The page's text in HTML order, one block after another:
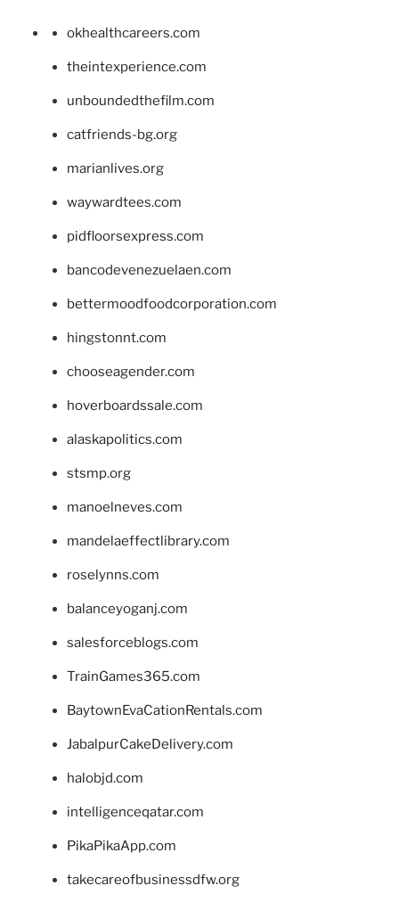
okhealthcareers.com
theintexperience.com
unboundedthefilm.com
catfriends-bg.org
marianlives.org
waywardtees.com
pidfloorsexpress.com
bancodevenezuelaen.com
bettermoodfoodcorporation.com
hingstonnt.com
chooseagender.com
hoverboardssale.com
alaskapolitics.com
stsmp.org
manoelneves.com
mandelaeffectlibrary.com
roselynns.com
balanceyoganj.com
salesforceblogs.com
TrainGames365.com
BaytownEvaCationRentals.com
JabalpurCakeDelivery.com
halobjd.com
intelligenceqatar.com
PikaPikaApp.com
takecareofbusinessdfw.org